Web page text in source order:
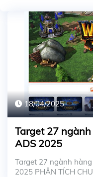
18/04/2025
Target 27
ADS 2025
Target 27 ngành
2025 PHÂN TÍCH